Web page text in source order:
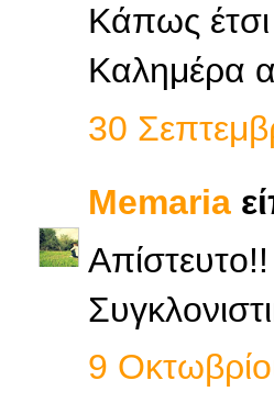
Κάπως
Καλημέρα
30
Memaria
Απίστευτο!!
9